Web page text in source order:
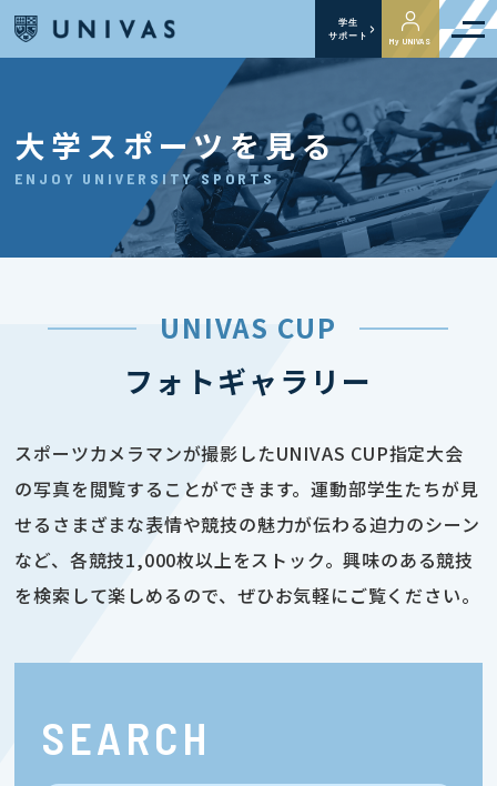
学生
サポート
My UNIVAS
大学スポーツを見る
ENJOY UNIVERSITY SPORTS
UNIVAS CUP
フォトギャラリー
スポーツカメラマンが撮影したUNIVAS CUP指定大会
の写真を閲覧することができます。運動部学生たちが見
せるさまざまな表情や競技の魅力が伝わる迫力のシーン
など、各競技1,000枚以上をストック。興味のある競技
を検索して楽しめるので、ぜひお気軽にご覧ください。
SEARCH